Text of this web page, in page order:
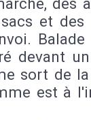
des
et des
Balade
devant
sort de
est à